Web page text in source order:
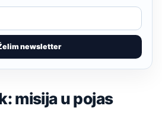
newsletter
misija u pojas